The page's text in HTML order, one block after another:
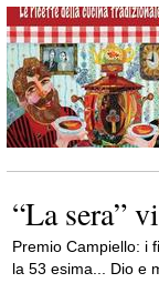
“La sera”
Premio Campiello: i
la 53 esima... Dio e